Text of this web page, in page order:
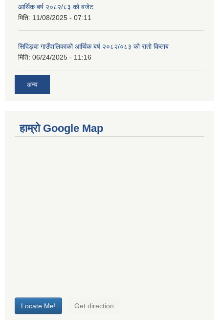
आर्थिक बर्ष २०८२/८३ को बजेट
मिति: 11/08/2025 - 07:11
सिदिङ्वा गाउँपालिकाको आर्थिक बर्ष २०८२/०८३ को रातो किताब
मिति: 06/24/2025 - 11:16
अन्य
हाम्रो Google Map